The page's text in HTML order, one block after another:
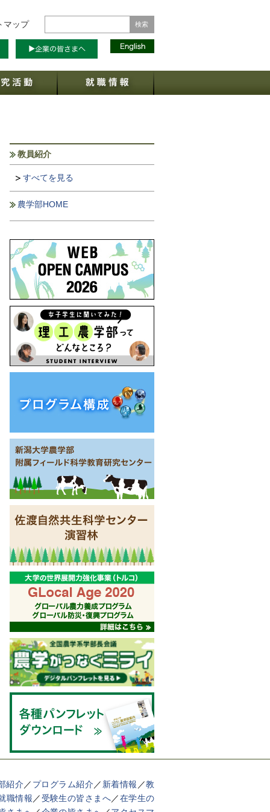
マップ
環境学プログラム
教員紹介
すべてを見る
農学部HOME
紹介 ／ プログラム紹介 ／ 新着情報 ／教
職情報 ／受験生の皆さまへ／在学生の